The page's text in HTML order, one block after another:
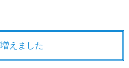
えました